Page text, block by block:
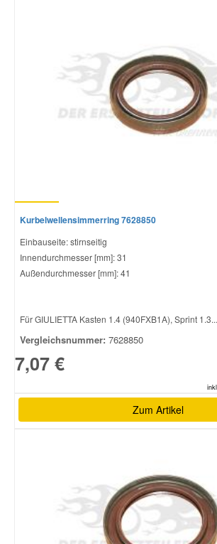
Kurbelwellensimmerring 7628850
Einbauseite: stirnseitig
Innendurchmesser [mm]: 31
Außendurchmesser [mm]: 41
Für GIULIETTA Kasten 1.4 (940FXB1A), Sprint 1.3...
Vergleichsnummer: 7628850
7,07 €
Zum Artikel